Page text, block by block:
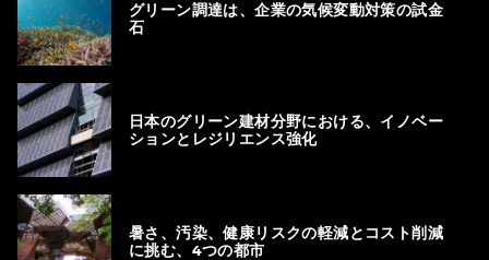
グリーン調達は、企業の気候変動対策の試金
石
日本のグリーン建材分野における、イノベー
ションとレジリエンス強化
暑さ、汚染、健康リスクの軽減とコスト削減
に挑む、4つの都市